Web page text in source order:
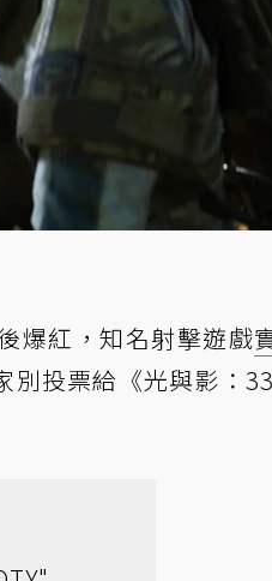
爆紅，知名射擊遊戲
別投票給《光與影：